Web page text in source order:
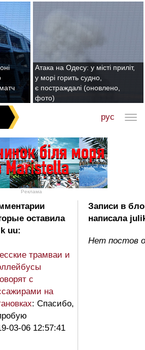
Атака на Одесу: у місті приліт,
у морі горить судно,
є постраждалі (оновлено,
фото)
рус
Реклама
оставила
uu:
трамваи и
c
на
: Спасибо,
03-06 12:57:41
Записи в
написала
Нет постов